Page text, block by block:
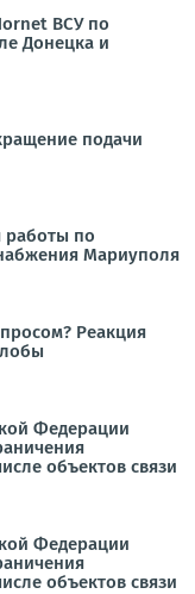
ВСУ по
Донецка и
подачи
работы по
Мариуполя
Реакция
Федерации
объектов связи
Федерации
объектов связи